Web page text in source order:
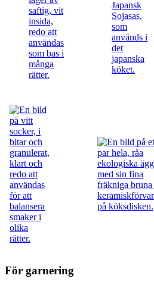
För garnering